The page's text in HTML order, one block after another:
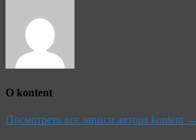
О kontent
Посмотреть все записи автора kontent →